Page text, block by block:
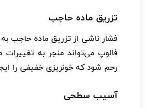
تزریق ماده حاجب
فشار ناشی از تزریق ماده حاجب
فالوپ می‌تواند منجر به
رحم شود که خونریزی خفیفی را
آسیب سطحی